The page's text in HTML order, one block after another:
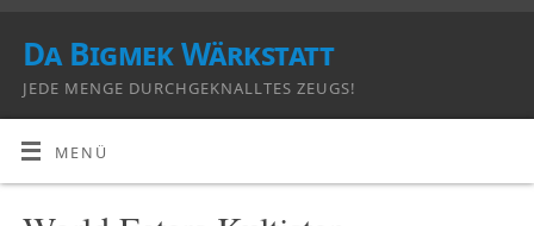
Da Bigmek Wärkstatt
JEDE MENGE DURCHGEKNALLTES ZEUGS!
MENÜ